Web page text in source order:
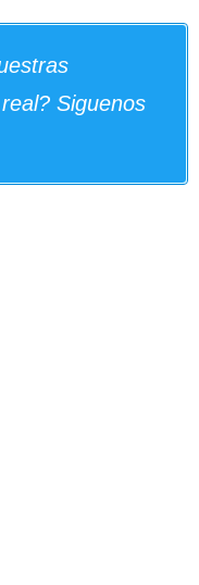
Siguenos